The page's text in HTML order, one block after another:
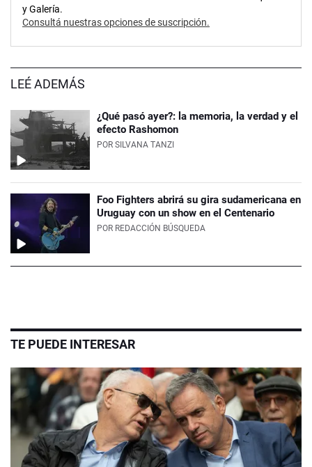
y Galería.
Consultá nuestras opciones de suscripción.
LEÉ ADEMÁS
¿Qué pasó ayer?: la memoria, la verdad y el
efecto Rashomon
POR SILVANA TANZI
Foo Fighters abrirá su gira sudamericana en
Uruguay con un show en el Centenario
POR REDACCIÓN BÚSQUEDA
TE PUEDE INTERESAR